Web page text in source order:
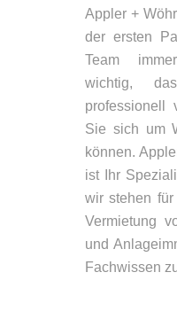
Appler +
der ersten
Team
wichtig,
professionell
Sie sich um
können.
ist Ihr
wir stehen
Vermietung
und
Fachwissen